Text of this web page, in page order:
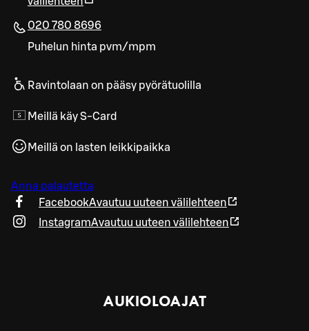
020 780 8696
Puhelun hinta pvm/mpm
Ravintolaan on pääsy pyörätuolilla
Meillä käy S-Card
Meillä on lasten leikkipaikka
Anna palautetta
FacebookAvautuu uuteen välilehteen
InstagramAvautuu uuteen välilehteen
AUKIOLOAJAT